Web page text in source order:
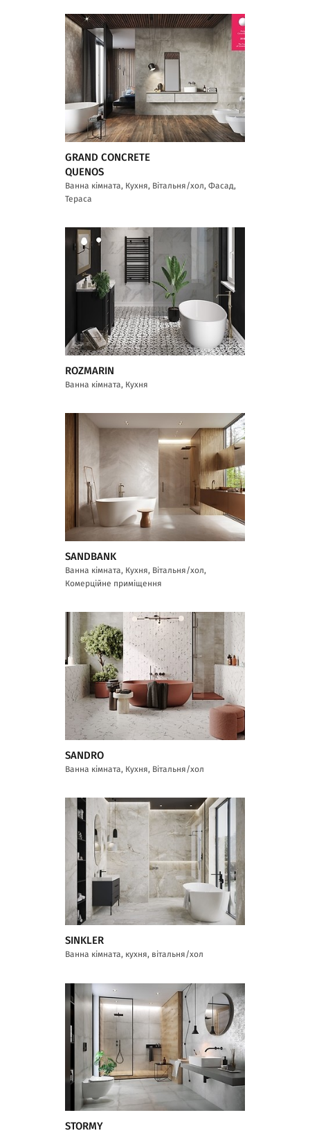
GRAND CONCRETE
QUENOS
Ванна кімната, Кухня, Вітальня/хол, Фасад,
Тераса
ROZMARIN
Ванна кімната, Кухня
SANDBANK
Ванна кімната, Кухня, Вітальня/хол,
Комерційне приміщення
SANDRO
Ванна кімната, Кухня, Вітальня/хол
SINKLER
Ванна кімната, кухня, вітальня/хол
STORMY